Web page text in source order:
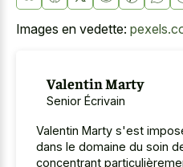
Images en vedette:
Valentin Marty
Senior Écrivain
Valentin Marty s'est
dans le domaine du soin
concentrant